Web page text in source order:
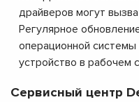
драйверов могут
Регулярное
операционной
устройство в рабочем
Сервисный центр